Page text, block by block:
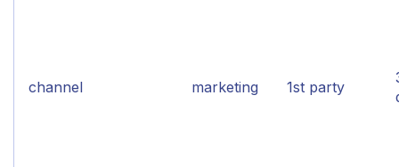
channel marketing 1st party